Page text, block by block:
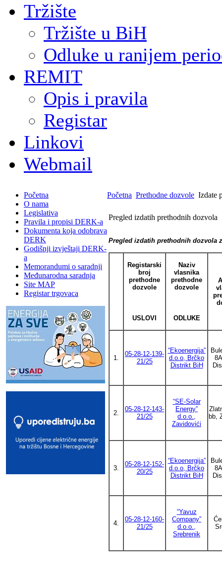
Tržište
Tržište u BiH
Odluke u ranijem
REMIT
Opis i pravila
Registar
Linkovi
Webmail
Početna
O nama
Legislativa
Pravila i propisi DERK-a
Dokumenta koja odobrava
DERK
Godišnji izvještaji DERK-
a
Memorandumi o saradnji
Međunarodna saradnja
Site MAP
Registar trgovaca
Početna Prethodne dozvole Izdate
Pregled izdatih prethodnih dozvola
Pregled izdatih prethodnih dozvola
Registarski
broj
prethodne
dozvole
USLOVI
Naziv
vlasnika
prethodne
dozvole
ODLUKE
1.
05-28-12-139-
21/25
“Ekoenergija”
d.o.o, Brčko
Distrikt BiH
2.
05-28-12-143-
21/25
“SE-Solar
Energy”
d.o.o.,
Zavidovići
bb,
3.
05-28-12-152-
20/25
“Ekoenergija”
d.o.o, Brčko
Distrikt BiH
4.
05-28-12-160-
21/25
“Yavuz
Company”
d.o.o.,
Srebrenik